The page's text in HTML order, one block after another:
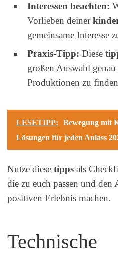
Interessen beachten:
Vorlieben deiner
gemeinsame Interesse
Praxis-Tipp: Diese
großen Auswahl genau
Produktionen zu
LESETIPP:
Bewegung mit
Lösungen für jeden Anlass
Nutze diese tipps als
die zu euch passen und den
positiven Erlebnis machen.
Technische